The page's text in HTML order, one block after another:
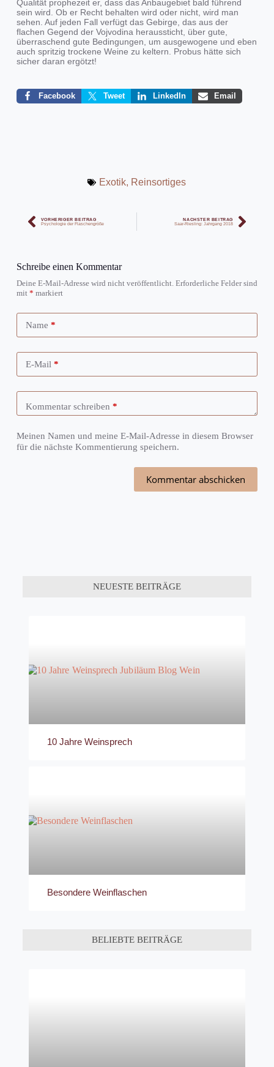
Qualität prophezeit er, dass das Anbaugebiet bald führend
sein wird. Ob er Recht behalten wird oder nicht, wird man
sehen. Auf jeden Fall verfügt das Gebirge, das aus der
flachen Gegend der Vojvodina heraussticht, über gute,
überraschend gute Bedingungen, um ausgewogene und eben
auch spritzig trockene Weine zu keltern. Probus hätte sich
sicher daran ergötzt!
Facebook Tweet LinkedIn Email
Exotik, Reinsortiges
VORHERIGER BEITRAG
Psychologie der Flaschengröße
NÄCHSTER BEITRAG
Saar-Riesling: Jahrgang 2018
Schreibe einen Kommentar
Deine E-Mail-Adresse wird nicht veröffentlicht. Erforderliche Felder sind
mit * markiert
Name *
E-Mail *
Kommentar schreiben *
Meinen Namen und meine E-Mail-Adresse in diesem Browser
für die nächste Kommentierung speichern.
Kommentar abschicken
NEUESTE BEITRÄGE
10 Jahre Weinsprech
Besondere Weinflaschen
BELIEBTE BEITRÄGE